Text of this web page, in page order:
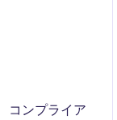
コンプライア